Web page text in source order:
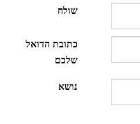
שולח
כתובת הדואל
שלכם
נושא